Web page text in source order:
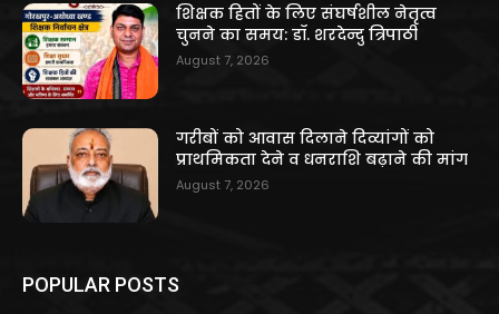
शिक्षक हितों के लिए संघर्षशील नेतृत्व
चुनने का समय: डॉ. शरदेन्दु त्रिपाठी
August 7, 2026
गरीबों को आवास दिलाने दिव्यांगों को
प्राथमिकता देने व धनराशि बढ़ाने की मांग
August 7, 2026
POPULAR POSTS